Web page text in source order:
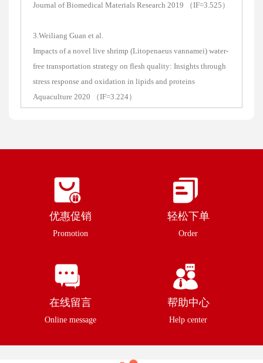
Journal of Biomedical Materials Research 2019 （IF=3.525）
3.Weiliang Guan et al.
Impacts of a novel live shrimp (Litopenaeus vannamei) water-
free transportation strategy on flesh quality: Insights through
stress response and oxidation in lipids and proteins
Aquaculture 2020 （IF=3.224）
优惠促销
Promotion
轻松下单
Order
在线留言
Online message
帮助中心
Help center